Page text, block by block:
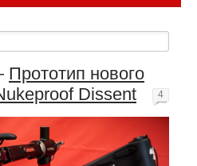
Прототип нового
Dissent
4